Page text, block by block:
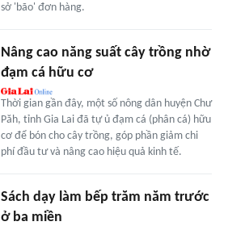
sở 'bão' đơn hàng.
Nâng cao năng suất cây trồng nhờ
đạm cá hữu cơ
Thời gian gần đây, một số nông dân huyện Chư
Păh, tỉnh Gia Lai đã tự ủ đạm cá (phân cá) hữu
cơ để bón cho cây trồng, góp phần giảm chi
phí đầu tư và nâng cao hiệu quả kinh tế.
Sách dạy làm bếp trăm năm trước
ở ba miền